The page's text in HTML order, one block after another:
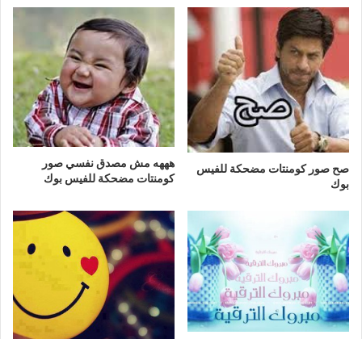
صح صور كومنتات مضحكة للفيس
بوك
هههه مش مصدق نفسي صور
كومنتات مضحكة للفيس بوك